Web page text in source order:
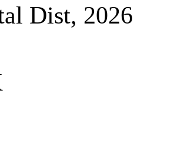
Dist, 2026